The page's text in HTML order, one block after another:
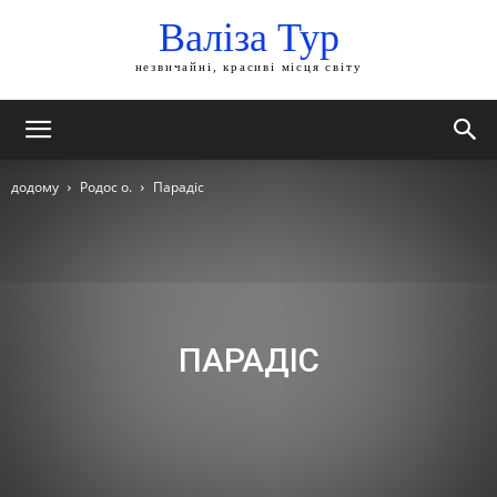
Валіза Тур
незвичайні, красиві місця світу
додому Родос о. Парадіс
ПАРАДІС